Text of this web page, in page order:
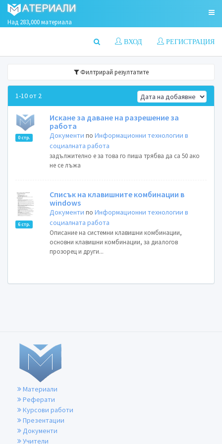
Над 283,000 материала
РЕГИСТРАЦИЯ
ВХОД
Филтрирай резултатите
1-10 от 2
0 стр.
Искане за даване на разрешение за
работа
Документи поИнформационни технологии в
социалната работа
задължително е за това го пиша трябва да са 50 ако
не се лъжа
6 стр.
Списък на клавишните комбинации в
windows
Документи поИнформационни технологии в
социалната работа
Описание на системни клавишни комбинации,
основни клавишни комбинации, за диалогов
прозорец и други...
Материали
Реферати
Курсови работи
Презентации
Документи
Учители